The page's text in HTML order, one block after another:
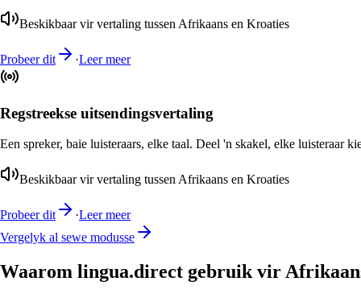
Beskikbaar vir vertaling tussen Afrikaans en Kroaties
Probeer dit ·Leer meer
Regstreekse uitsendingsvertaling
Een spreker, baie luisteraars, elke taal. Deel 'n skakel, elke luisteraar
Beskikbaar vir vertaling tussen Afrikaans en Kroaties
Probeer dit ·Leer meer
Vergelyk al sewe modusse
Waarom lingua.direct gebruik vir